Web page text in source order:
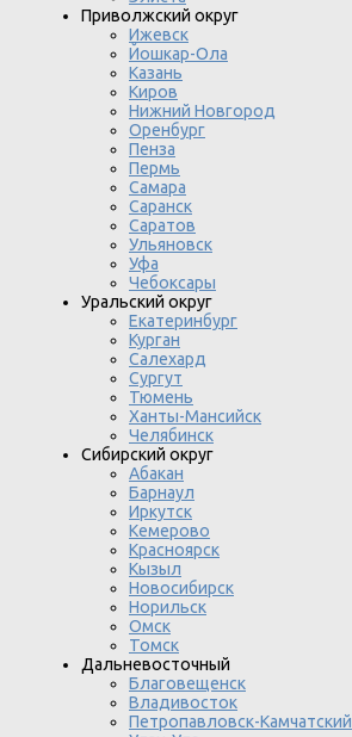
Приволжский округ
Ижевск
Йошкар-Ола
Казань
Киров
Нижний Новгород
Оренбург
Пенза
Пермь
Самара
Саранск
Саратов
Ульяновск
Уфа
Чебоксары
Уральский округ
Екатеринбург
Курган
Салехард
Сургут
Тюмень
Ханты-Мансийск
Челябинск
Сибирский округ
Абакан
Барнаул
Иркутск
Кемерово
Красноярск
Кызыл
Новосибирск
Норильск
Омск
Томск
Дальневосточный
Благовещенск
Владивосток
Петропавловск-Камчатский